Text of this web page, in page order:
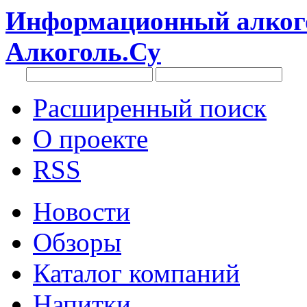
Информационный
Алкоголь.Су
Расширенный поиск
О проекте
RSS
Новости
Обзоры
Каталог компаний